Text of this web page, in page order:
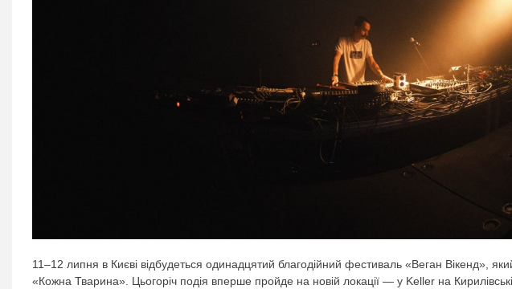
11–12 липня в Києві відбудеться одинадцятий благодійний фестиваль «Веган Вікенд»,
«Кожна Тварина». Цьогоріч подія вперше пройде на новій локації — у Keller на